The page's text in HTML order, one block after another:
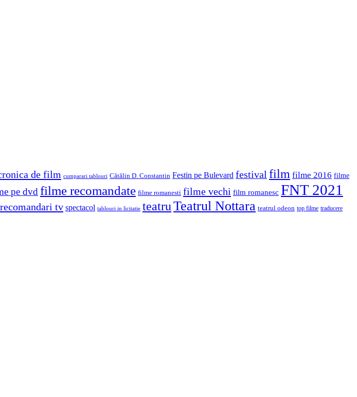
de film cumparari tablouri Cătălin D. Constantin Festin pe Bulevard festival film filme 2016 filme
pe dvd filme recomandate filme romanesti filme vechi film romanesc FNT 2021
recomandari tv spectacol tablouri in licitatie teatruTeatrul Nottara teatrul odeon top filme traducere